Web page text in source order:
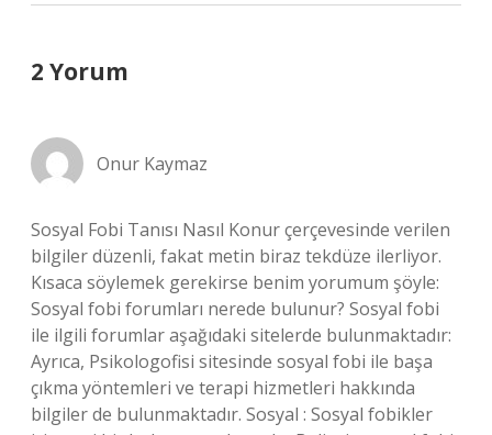
2 Yorum
Onur Kaymaz
Sosyal Fobi Tanısı Nasıl Konur çerçevesinde verilen
bilgiler düzenli, fakat metin biraz tekdüze ilerliyor.
Kısaca söylemek gerekirse benim yorumum şöyle:
Sosyal fobi forumları nerede bulunur? Sosyal fobi
ile ilgili forumlar aşağıdaki sitelerde bulunmaktadır:
Ayrıca, Psikologofisi sitesinde sosyal fobi ile başa
çıkma yöntemleri ve terapi hizmetleri hakkında
bilgiler de bulunmaktadır. Sosyal : Sosyal fobikler